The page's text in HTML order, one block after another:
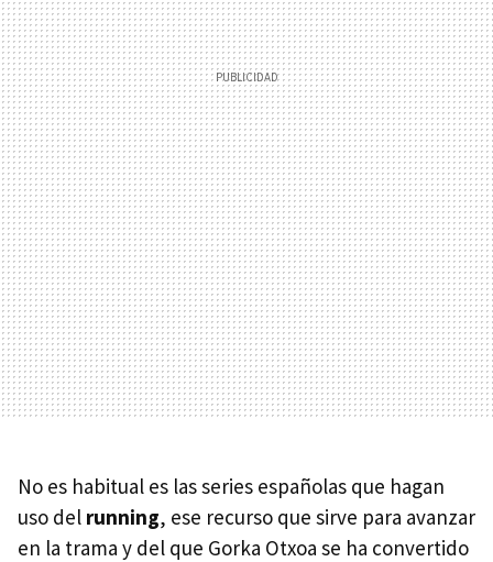
No es habitual es las series españolas que hagan
uso del running, ese recurso que sirve para avanzar
en la trama y del que Gorka Otxoa se ha convertido